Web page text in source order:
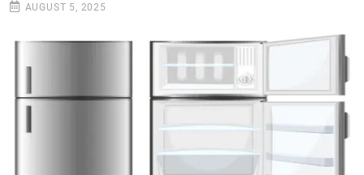
AUGUST 5, 2025